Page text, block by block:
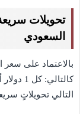
تحويلات
السعودي
بالاعتماد على سعر
التالي تحويلاتٍ